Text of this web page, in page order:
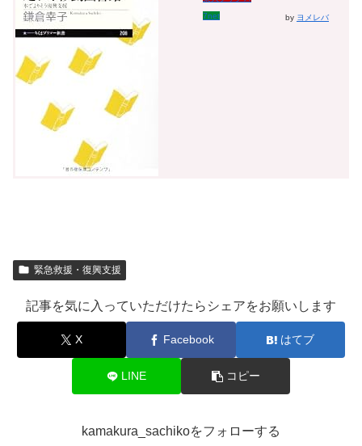
7net
by ヨメレバ
緊急救援・復興支援
記事を気に入っていただけたらシェアをお願いします
X Facebook はてブ
LINE コピー
kamakura_sachikoをフォローする